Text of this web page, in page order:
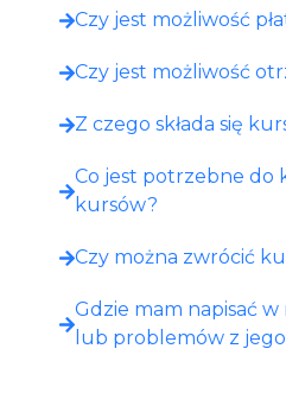
Czy jest możliwość
Czy jest możliwość
Z czego składa się
Co jest potrzebne do
kursów?
Czy można zwrócić
Gdzie mam napisać w
lub problemów z